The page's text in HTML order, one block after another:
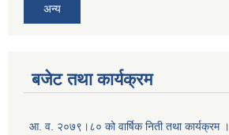
अन्य
बजेट तथा कार्यक्रम
आ. व. २०७९।८० को वार्षिक निती तथा कार्यक्रम ।